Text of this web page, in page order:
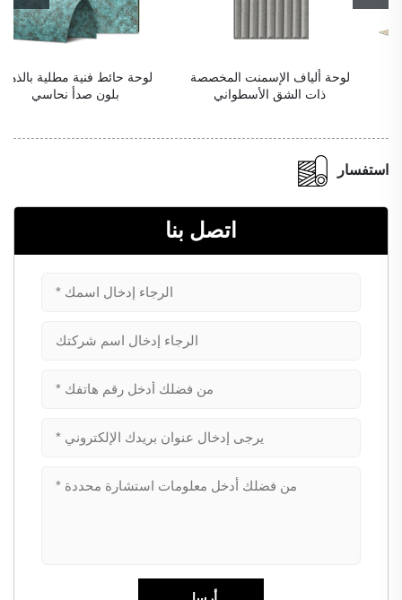
لوحة ألياف الإسمنت المخصصة
ذات الشق الأسطواني
لوحة حائط فنية مطلية بالذهب
بلون صدأ نحاسي
استفسار
اتصل بنا